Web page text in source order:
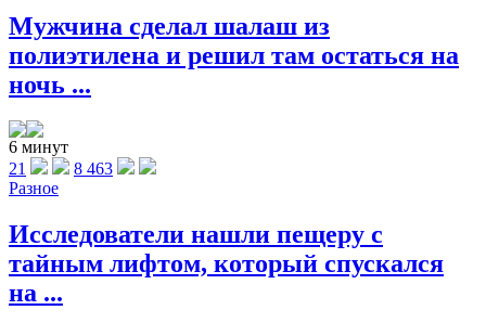
Мужчина сделал шалаш из
полиэтилена и решил там остаться на
ночь ...
6 минут
21
8 463
Разное
Исследователи нашли пещеру с
тайным лифтом, который спускался
на ...